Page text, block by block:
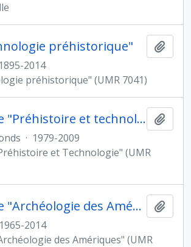
préhistorique"
1895-2014
préhistorique" (UMR 7041)
Laboratoire "Préhistoire et technologie"
· 1979-2009
et Technologie" (UMR
Laboratoire "Archéologie des Amériques"
1965-2014
des Amériques" (UMR